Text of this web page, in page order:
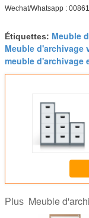
Wechat/Whatsapp :
Étiquettes: Meuble
Meuble d'archivage
meuble d'archivage
Plus Meuble